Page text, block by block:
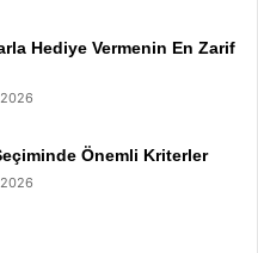
Hediye Vermenin En Zarif
Önemli Kriterler